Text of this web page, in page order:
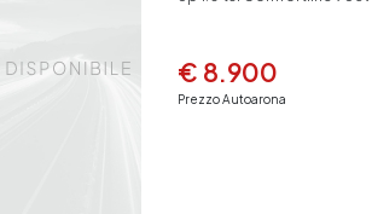
€ 8.900
Prezzo Autoarona